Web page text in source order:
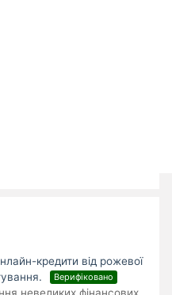
кредити від рожевої
Верифіковано
невеликих фінансових